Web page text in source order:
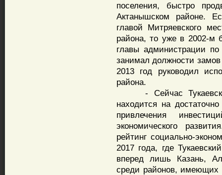
поселения, быстро
Актанышском районе.
главой Митряевского
района, то уже в 2002-м
главы администрации
занимал должности
2013 год руководил
района.
- Сейчас
находится на
привлечения
экономического
рейтинг социально-
2017 года, где
вперед лишь Казань,
среди районов, имеющих